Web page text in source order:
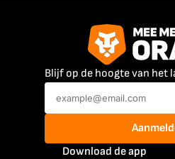
Blijf op de hoogte van het
Download de app